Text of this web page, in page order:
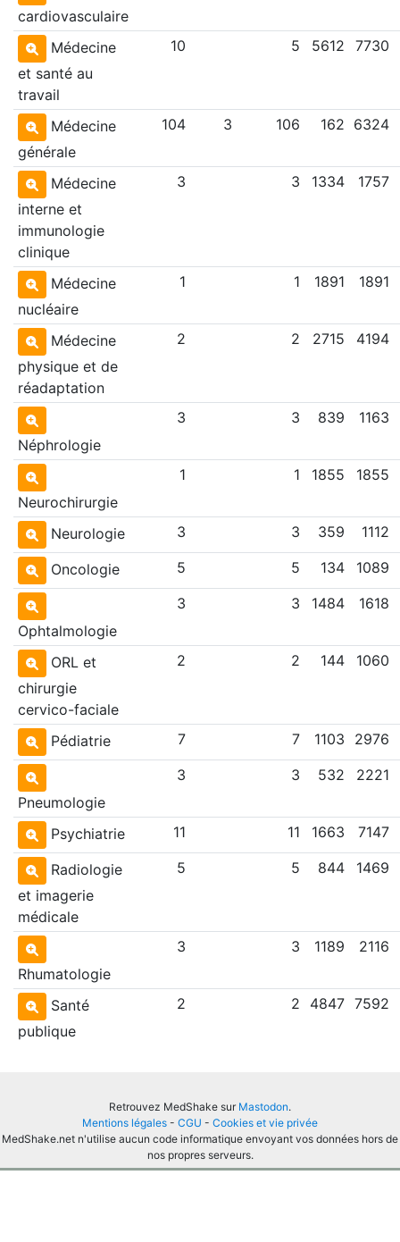
cardiovasculaire
Médecine
et santé au
travail
10 5 5612 7730
Médecine
générale
104 3 106 162 6324
Médecine
interne et
immunologie
clinique
3 3 1334 1757
Médecine
nucléaire
1 1 1891 1891
Médecine
physique et de
réadaptation
2 2 2715 4194
Néphrologie
3 3 839 1163
Neurochirurgie
1 1 1855 1855
Neurologie 3 3 359 1112
Oncologie 5 5 134 1089
Ophtalmologie
3 3 1484 1618
ORL et
chirurgie
cervico-faciale
2 2 144 1060
Pédiatrie 7 7 1103 2976
Pneumologie
3 3 532 2221
Psychiatrie 11 11 1663 7147
Radiologie
et imagerie
médicale
5 5 844 1469
Rhumatologie
3 3 1189 2116
Santé
publique
2 2 4847 7592
Retrouvez MedShake sur Mastodon.
Mentions légales - CGU - Cookies et vie privée
MedShake.net n'utilise aucun code informatique envoyant vos données hors de
nos propres serveurs.